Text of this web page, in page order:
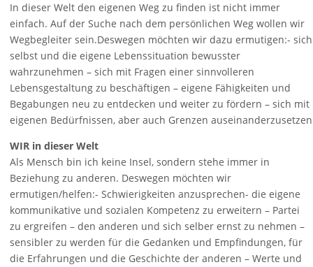
In dieser Welt den eigenen Weg zu finden ist nicht immer
einfach. Auf der Suche nach dem persönlichen Weg wollen wir
Wegbegleiter sein.Deswegen möchten wir dazu ermutigen:- sich
selbst und die eigene Lebenssituation bewusster
wahrzunehmen – sich mit Fragen einer sinnvolleren
Lebensgestaltung zu beschäftigen – eigene Fähigkeiten und
Begabungen neu zu entdecken und weiter zu fördern – sich mit
eigenen Bedürfnissen, aber auch Grenzen auseinanderzusetzen
WIR in dieser Welt
Als Mensch bin ich keine Insel, sondern stehe immer in
Beziehung zu anderen. Deswegen möchten wir
ermutigen/helfen:- Schwierigkeiten anzusprechen- die eigene
kommunikative und sozialen Kompetenz zu erweitern – Partei
zu ergreifen – den anderen und sich selber ernst zu nehmen –
sensibler zu werden für die Gedanken und Empfindungen, für
die Erfahrungen und die Geschichte der anderen – Werte und